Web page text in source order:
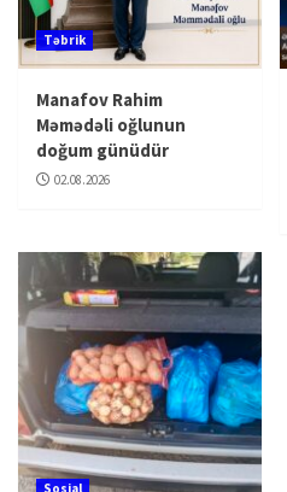
Təbrik
Manafov Rahim
Məmədəli oğlunun
doğum günüdür
02.08.2026
Sosial